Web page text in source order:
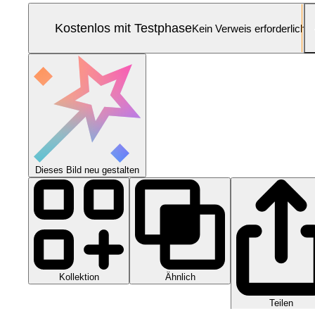
Kostenlos mit TestphaseKein Verweis erforderlich
Dieses Bild neu gestalten
Kollektion Ähnlich
Teilen